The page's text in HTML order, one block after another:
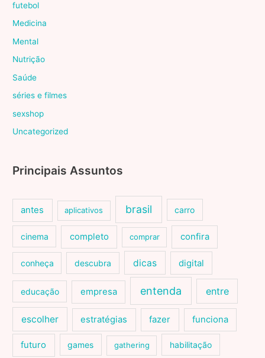
futebol
Medicina
Mental
Nutrição
Saúde
séries e filmes
sexshop
Uncategorized
Principais Assuntos
antes aplicativos brasil carro
cinema completo comprar confira
conheça descubra dicas digital
educação empresa entenda entre
escolher estratégias fazer funciona
futuro games gathering habilitação